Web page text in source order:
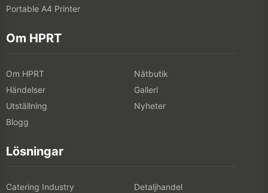
Portable A4 Printer
Om HPRT
Om HPRT
Nätbutik
Händelser
Galleri
Utställning
Nyheter
Blogg
Lösningar
Catering Industry
Detaljhandel